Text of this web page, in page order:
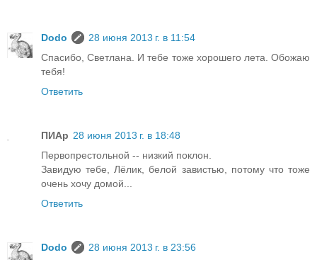
Dodo
28 июня 2013 г. в 11:54
Спасибо, Светлана. И тебе тоже хорошего лета. Обожаю
тебя!
Ответить
ПИАр 28 июня 2013 г. в 18:48
Первопрестольной -- низкий поклон.
Завидую тебе, Лёлик, белой завистью, потому что тоже
очень хочу домой...
Ответить
Dodo
28 июня 2013 г. в 23:56